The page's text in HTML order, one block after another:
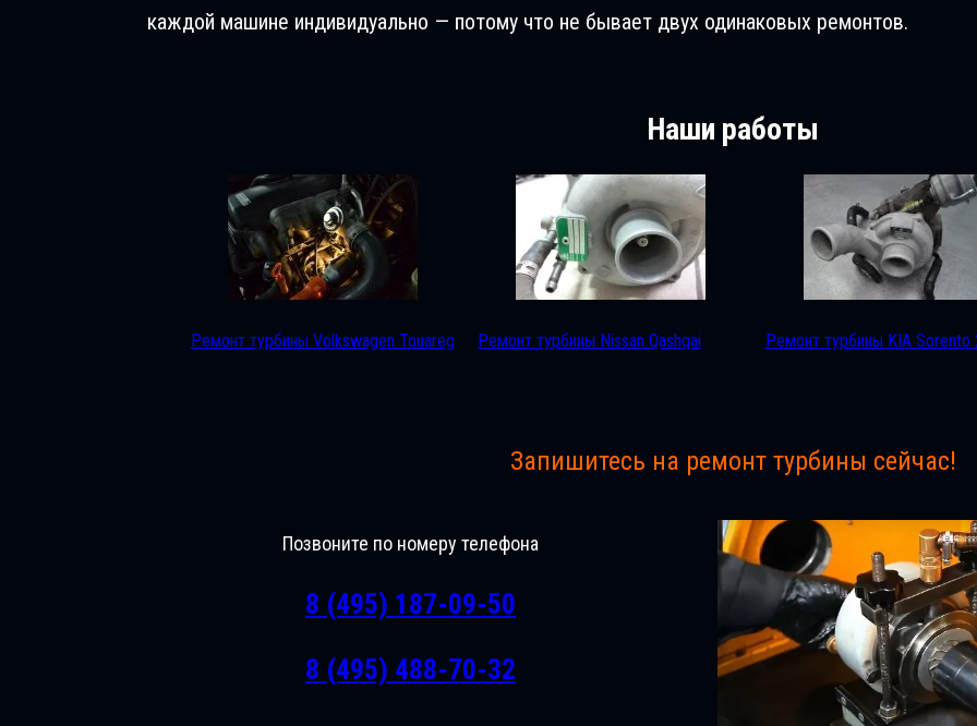
каждой машине индивидуально — потому что не бывает двух одинаковых ремонтов.
Наши работы
Ремонт турбины Volkswagen Touareg Ремонт турбины Nissan Qashqai Ремонт турбины KIA Sorento
Запишитесь на ремонт турбины сейчас!
Позвоните по номеру телефона
8 (495) 187-09-50
8 (495) 488-70-32